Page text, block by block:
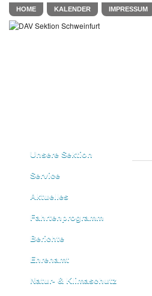
HOME KALENDER IMPRESSUM
Unsere Sektion
Service
Aktuelles
Fahrtenprogramm
Berichte
Ehrenamt
Natur- & Klimaschutz